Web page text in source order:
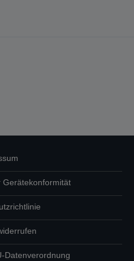
Gerätekonformität
Datenverordnung